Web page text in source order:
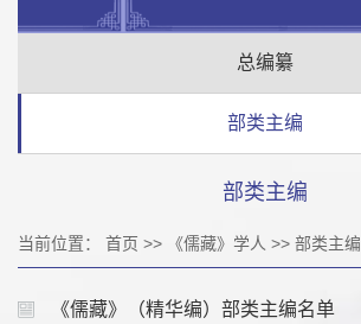
总编纂
部类主编
部类主编
当前位置： 首页 >> 《儒藏》学人 >> 部类主编
《儒藏》（精华编）部类主编名单